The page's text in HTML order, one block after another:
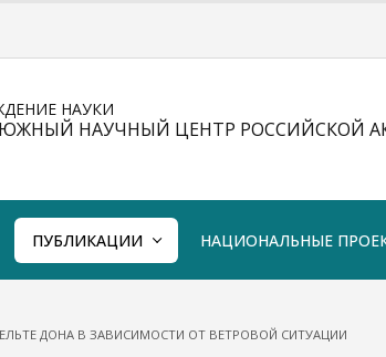
НАУКИ
НАУЧНЫЙ ЦЕНТР РОССИЙСКОЙ
ПУБЛИКАЦИИ НАЦИОНАЛЬНЫЕ
ДОНА В ЗАВИСИМОСТИ ОТ ВЕТРОВОЙ СИТУАЦИИ